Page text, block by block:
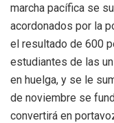
marcha pacífica se
acordonados por la
el resultado de 600
estudiantes de las
en huelga, y se le
de noviembre se
convertirá en